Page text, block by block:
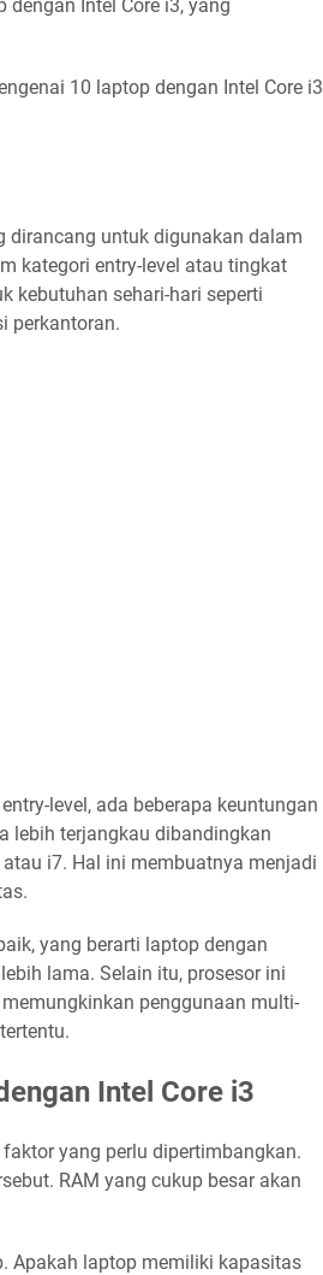
Intel Core i3, yang
10 laptop dengan Intel Core i3
dirancang untuk digunakan dalam
kategori entry-level atau tingkat
kebutuhan sehari-hari seperti
perkantoran.
level, ada beberapa keuntungan
lebih terjangkau dibandingkan
i7. Hal ini membuatnya menjadi
yang berarti laptop dengan
lama. Selain itu, prosesor ini
penggunaan multi-
Intel Core i3
yang perlu dipertimbangkan.
RAM yang cukup besar akan
Apakah laptop memiliki kapasitas